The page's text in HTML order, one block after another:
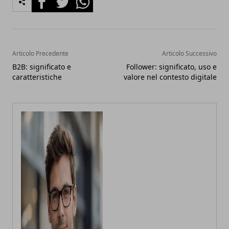
Articolo Precedente
B2B: significato e
caratteristiche
Articolo Successivo
Follower: significato, uso e
valore nel contesto digitale